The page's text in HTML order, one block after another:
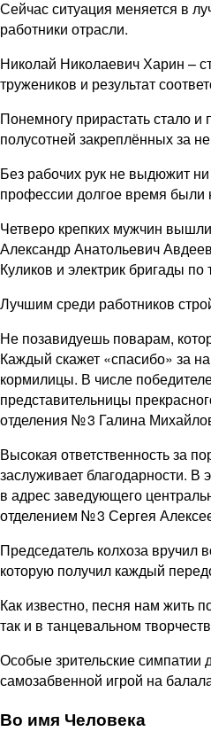
Сейчас ситуация меняется в
работники отрасли.
Николай Николаевич Харин –
тружеников и результат
Понемногу прирастать стало
полусотней закреплённых за
Без рабочих рук не выдюжит
профессии долгое время были
Четверо крепких мужчин
Александр Анатольевич
Куликов и электрик бригады
Лучшим среди работников
Не позавидуешь поварам,
Каждый скажет «спасибо» за
кормилицы. В числе
представительницы
отделения № 3 Галина
Высокая ответственность за
заслуживает благодарности.
в адрес заведующего
отделением № 3 Сергея
Председатель колхоза
которую получил каждый
Как известно, песня нам жить
так и в танцевальном
Особые зрительские симпатии
самозабвенной игрой на
Во имя Человека